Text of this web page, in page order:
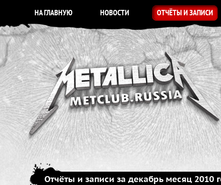
НА ГЛАВНУЮ НОВОСТИ ОТЧЁТЫ И ЗАПИСИ
Отчёты и записи за декабрь месяц 2010